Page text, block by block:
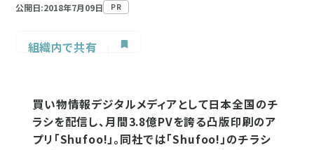
公開日:2018年7月09日 PR
組織内で共有
買い物情報デジタルメディアとして日本全国のチ
ラシを配信し、月間3.8億PVを誇る凸版印刷のア
プリ「Shufoo!」。同社では「Shufoo!」のチラシ